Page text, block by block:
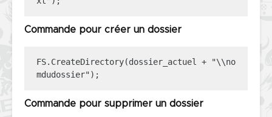
Commande pour créer un dossier
FS.CreateDirectory(dossier_actuel + "\\no
mdudossier");
Commande pour supprimer un dossier